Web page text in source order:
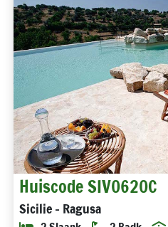
Huiscode SIV0620C
Sicilie - Ragusa